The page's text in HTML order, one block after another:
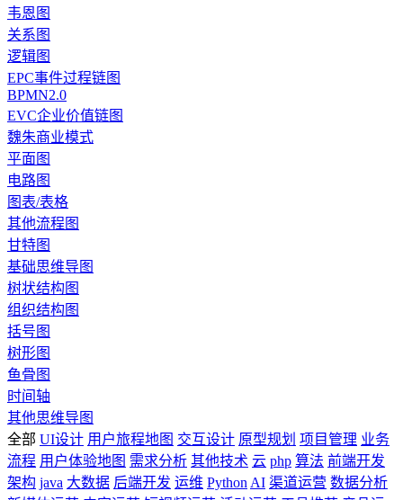
韦恩图
关系图
逻辑图
EPC事件过程链图
BPMN2.0
EVC企业价值链图
魏朱商业模式
平面图
电路图
图表/表格
其他流程图
甘特图
基础思维导图
树状结构图
组织结构图
括号图
树形图
鱼骨图
时间轴
其他思维导图
全部 UI设计 用户旅程地图 交互设计 原型规划 项目管理 业务
流程 用户体验地图 需求分析 其他技术 云 php 算法 前端开发
架构 java 大数据 后端开发 运维 Python AI 渠道运营 数据分析